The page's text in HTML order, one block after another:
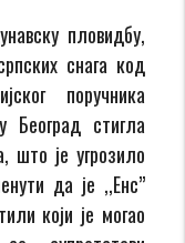
пловидбу,
снага код
поручника
стигла
што је угрозило
да је ,,Енс”
који је могао